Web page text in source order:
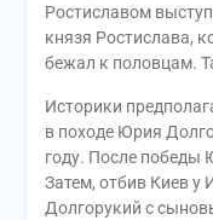
Ростиславом
князя Ростислава,
бежал к половцам.
Историки
в походе Юрия
году. После победы
Затем, отбив Киев
Долгорукий с